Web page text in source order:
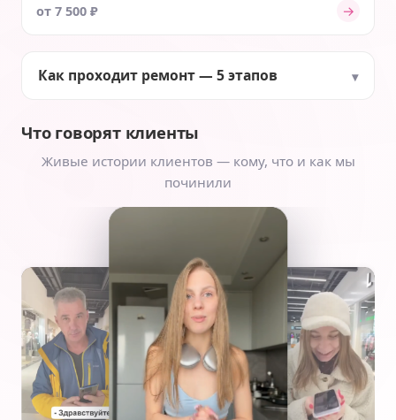
от 7 500 ₽ →
Как проходит ремонт — 5 этапов
Что говорят клиенты
Живые истории клиентов — кому, что и как мы
починили